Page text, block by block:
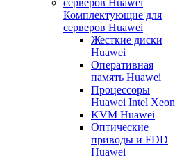
Комплектующие для
серверов Huawei
Жесткие диски
Huawei
Оперативная
память Huawei
Процессоры
Huawei Intel Xeon
KVM Huawei
Оптические
приводы и FDD
Huawei